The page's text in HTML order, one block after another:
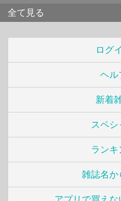
全て見る
ログ
ヘル
新着
スペシ
ランキ
雑誌名か